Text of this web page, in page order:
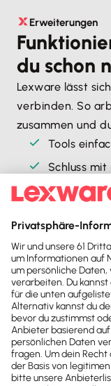
Erweiterungen
du schon
Lexware lässt
verbinden. So
zusammen und
Tools
Schluss
Abläufe,
Erweiterungen
Mach
Lexware